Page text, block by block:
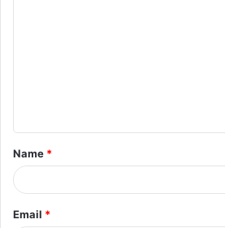
t
*
Name *
Email *